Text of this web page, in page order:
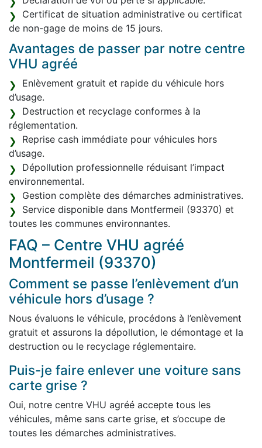
Certificat de situation administrative ou certificat
de non-gage de moins de 15 jours.
Avantages de passer par notre centre
VHU agréé
Enlèvement gratuit et rapide du véhicule hors
d’usage.
Destruction et recyclage conformes à la
réglementation.
Reprise cash immédiate pour véhicules hors
d’usage.
Dépollution professionnelle réduisant l’impact
environnemental.
Gestion complète des démarches administratives.
Service disponible dans Montfermeil (93370) et
toutes les communes environnantes.
FAQ – Centre VHU agréé
Montfermeil (93370)
Comment se passe l’enlèvement d’un
véhicule hors d’usage ?
Nous évaluons le véhicule, procédons à l’enlèvement
gratuit et assurons la dépollution, le démontage et la
destruction ou le recyclage réglementaire.
Puis-je faire enlever une voiture sans
carte grise ?
Oui, notre centre VHU agréé accepte tous les
véhicules, même sans carte grise, et s’occupe de
toutes les démarches administratives.